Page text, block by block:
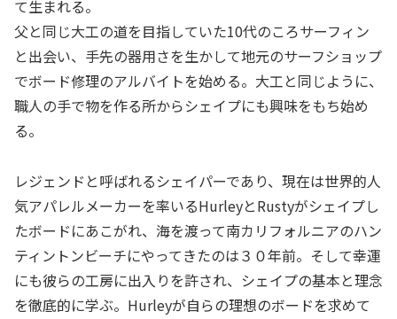
て生まれる。
父と同じ大工の道を目指していた10代のころサーフィン
と出会い、手先の器用さを生かして地元のサーフショップ
でボード修理のアルバイトを始める。大工と同じように、
職人の手で物を作る所からシェイプにも興味をもち始め
る。
レジェンドと呼ばれるシェイパーであり、現在は世界的人
気アパレルメーカーを率いるHurleyとRustyがシェイプし
たボードにあこがれ、海を渡って南カリフォルニアのハン
ティントンビーチにやってきたのは３０年前。そして幸運
にも彼らの工房に出入りを許され、シェイプの基本と理念
を徹底的に学ぶ。Hurleyが自らの理想のボードを求めて